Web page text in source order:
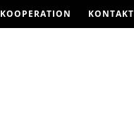
KOOPERATION KONTAKT